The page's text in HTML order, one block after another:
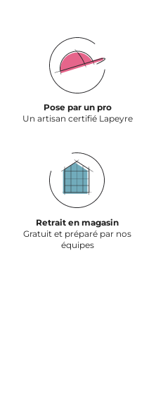
Pose par un pro
Un artisan certifié Lapeyre
Retrait en magasin
Gratuit et préparé par nos
équipes